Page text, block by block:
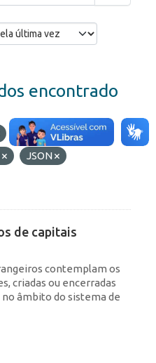
encontrado
Portfólio
JSON
de capitais
contemplam os
criadas ou encerradas
âmbito do sistema de